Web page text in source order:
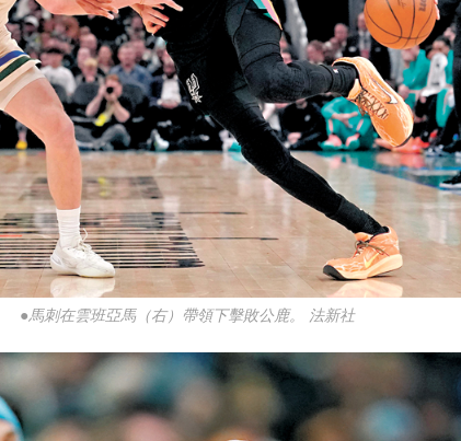
●馬刺在雲班亞馬（右）帶領下擊敗公鹿。 法新社